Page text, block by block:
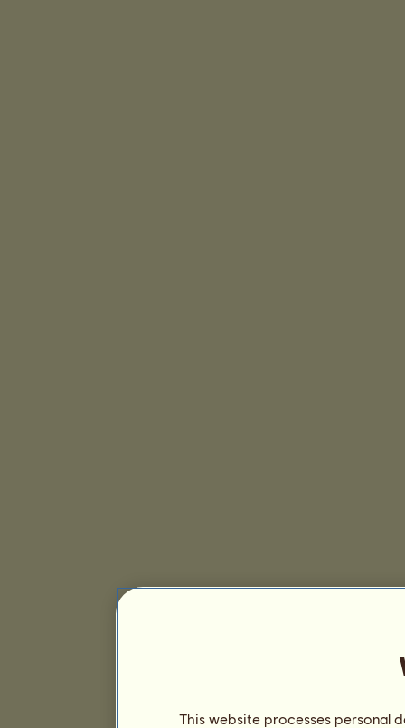
This website processes personal